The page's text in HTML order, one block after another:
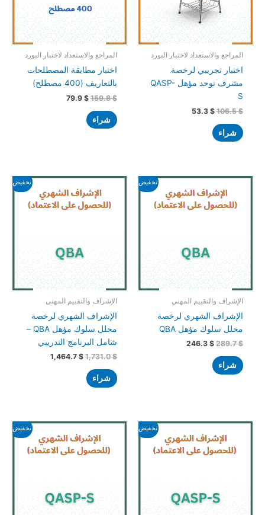
المراجع والاستعداد لاختبار البورد
اختبار تجريبي لرخصة
مشرف توحد مؤهل QASP-
S
106.5$
53.3 $
شراء
المراجع والاستعداد لاختبار البورد
اختبار مطابقة المصطلحات
بالتعاريف (400 مصطلح)
159.8$
79.9 $
شراء
تخفيض!
الإشراف والتقييم المهني
الإشراف الشهري لرخصة
محلل سلوك مؤهل QBA
289.7$
السعر
الأصلي
هو:
289.7 $.
246.3 $
السعر
الحالي
هو:
246.3 $.
شراء
تخفيض!
الإشراف والتقييم المهني
الإشراف الشهري لرخصة
محلل سلوك مؤهل QBA –
شامل البرنامج التدريبي
1,731.0$
السعر
الأصلي
هو:
1,731.0 $.
1,464.7 $
السعر
الحالي
هو:
1,464.7 $.
شراء
تخفيض!
السعر
الأصلي
هو:
1,703.8 $.
السعر
الحالي
هو:
1,171.7 $.
تخفيض!
السعر
الأصلي
هو:
1,703.8 $.
السعر
الحالي
هو:
905.4 $.